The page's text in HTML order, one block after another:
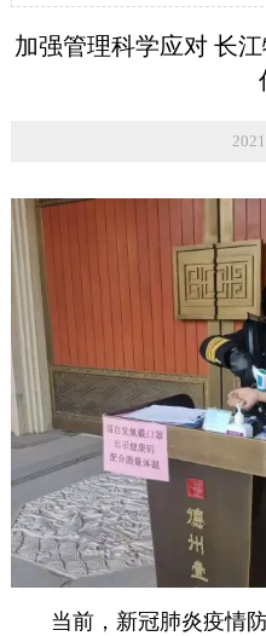
加强管理科学应对 长
当前，新冠肺炎疫情